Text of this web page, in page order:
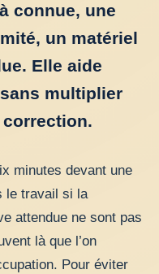
connue, une
un matériel
Elle aide
multiplier
minutes devant une
le travail si la
attendue ne sont pas
là que l’on
Pour éviter